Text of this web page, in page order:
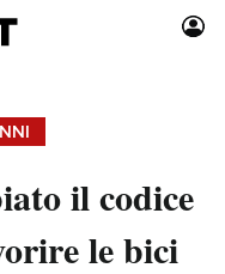
il codice
le bici